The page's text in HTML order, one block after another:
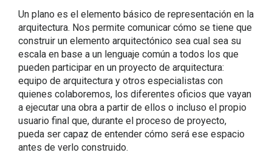
Un plano es el elemento básico de representación en la
arquitectura. Nos permite comunicar cómo se tiene que
construir un elemento arquitectónico sea cual sea su
escala en base a un lenguaje común a todos los que
pueden participar en un proyecto de arquitectura:
equipo de arquitectura y otros especialistas con
quienes colaboremos, los diferentes oficios que vayan
a ejecutar una obra a partir de ellos o incluso el propio
usuario final que, durante el proceso de proyecto,
pueda ser capaz de entender cómo será ese espacio
antes de verlo construido.